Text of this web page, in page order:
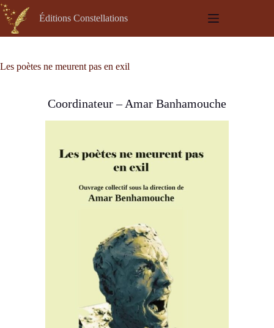
Passer
au
contenu
Éditions Constellations
Les poètes ne meurent pas en exil
Coordinateur – Amar Banhamouche